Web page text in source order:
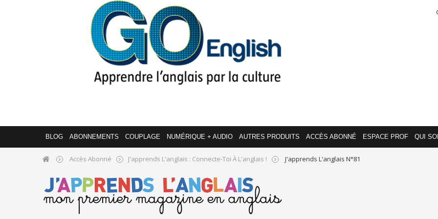
BLOG ABONNEMENTS COUPLAGE NUMÉRIQUE + AUDIO AUTRES PRODUITS ACCÈS ABONNÉ ESPACE PROF QUI
Accès Abonné J'apprends L'anglais : Connecte-Toi À L'anglais ! J'apprends L'anglais N°81